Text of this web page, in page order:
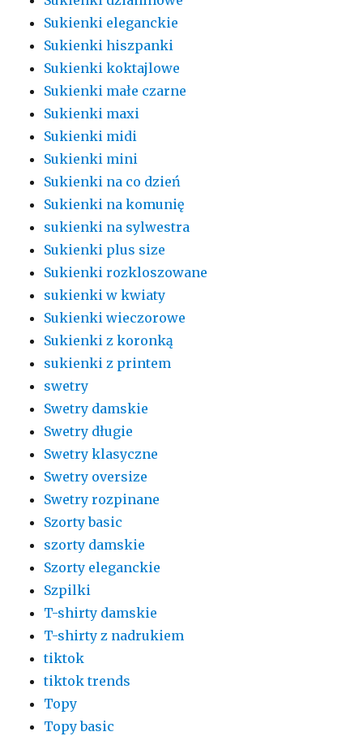
Sukienki eleganckie
Sukienki hiszpanki
Sukienki koktajlowe
Sukienki małe czarne
Sukienki maxi
Sukienki midi
Sukienki mini
Sukienki na co dzień
Sukienki na komunię
sukienki na sylwestra
Sukienki plus size
Sukienki rozkloszowane
sukienki w kwiaty
Sukienki wieczorowe
Sukienki z koronką
sukienki z printem
swetry
Swetry damskie
Swetry długie
Swetry klasyczne
Swetry oversize
Swetry rozpinane
Szorty basic
szorty damskie
Szorty eleganckie
Szpilki
T-shirty damskie
T-shirty z nadrukiem
tiktok
tiktok trends
Topy
Topy basic